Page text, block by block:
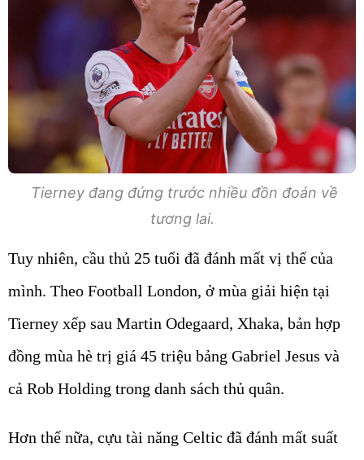
Tierney đang đứng trước nhiều đồn đoán về
tương lai.
Tuy nhiên, cầu thủ 25 tuổi đã đánh mất vị thế của
mình. Theo Football London, ở mùa giải hiện tại
Tierney xếp sau Martin Odegaard, Xhaka, bản hợp
đồng mùa hè trị giá 45 triệu bảng Gabriel Jesus và
cả Rob Holding trong danh sách thủ quân.
Hơn thế nữa, cựu tài năng Celtic đã đánh mất suất